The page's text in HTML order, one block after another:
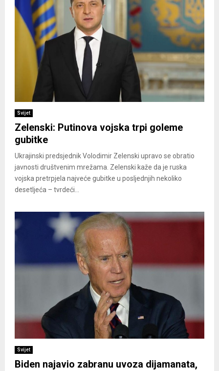
Svijet
Zelenski: Putinova vojska trpi goleme
gubitke
Ukrajinski predsjednik Volodimir Zelenski upravo se obratio
javnosti društvenim mrežama. Zelenski kaže da je ruska
vojska pretrpjela najveće gubitke u posljednjih nekoliko
desetljeća – tvrdeći...
Svijet
Biden najavio zabranu uvoza dijamanata,